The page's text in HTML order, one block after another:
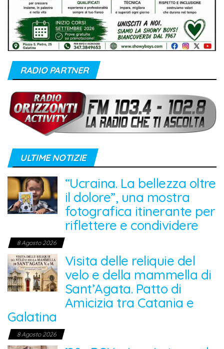
RADIO PARTNER
ULTIME NOTIZIE
“Ucraina. La bellezza oltre
il dolore”, una mostra
fotografica itinerante per
riflettere e condividere
8 Agosto 2026
Visita delle reliquie del
velo e della mammella di
Sant’Agata. Patto di
Amicizia tra Catania e
Galatina
8 Agosto 2026